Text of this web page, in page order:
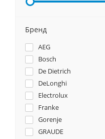
Бренд
AEG
Bosch
De Dietrich
DeLonghi
Electrolux
Franke
Gorenje
GRAUDE